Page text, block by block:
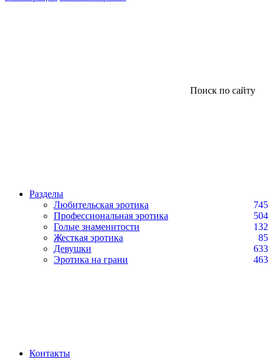
Поиск по сайту
Разделы
Любительская эротика
745
Профессиональная эротика
504
Голые знаменитости
132
Жесткая эротика
85
Девушки
633
Эротика на грани
463
Контакты